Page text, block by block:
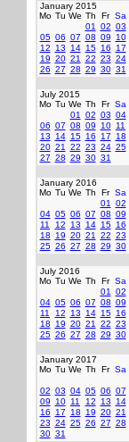
January 2015
Mo Tu We Th Fr Sa
01
02 03
05 06 07 08 09 10
12
13 14 15 16 17
19 20 21 22 23 24
26 27 28 29 30 31
July 2015
Mo Tu We Th Fr Sa
01
02 03 04
06 07 08 09 10 11
13
14 15 16 17 18
20 21 22 23 24 25
27 28 29 30 31
January 2016
Mo Tu We Th Fr Sa
01
02
04 05 06 07 08 09
11
12 13 14 15 16
18
19 20 21 22 23
25 26 27 28 29 30
July 2016
Mo Tu We Th Fr Sa
01
02
04 05 06 07 08 09
11
12 13 14 15 16
18
19 20 21 22 23
25 26 27 28 29 30
January 2017
Mo Tu We Th Fr Sa
02 03 04 05 06 07
09
10 11 12 13 14
16
17 18 19 20 21
23 24 25 26 27 28
30 31